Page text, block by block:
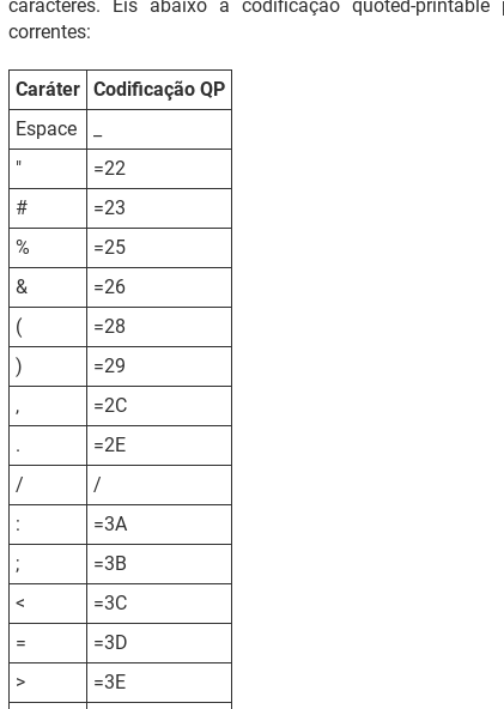
caracteres. Eis abaixo a codificação quoted-printable
correntes:
Caráter Codificação QP
Espace
"
=22
#
=23
%
=25
&
=26
(
=28
)
=29
,
=2C
.
=2E
/
/
:
=3A
;
=3B
<
=3C
=
=3D
>
=3E